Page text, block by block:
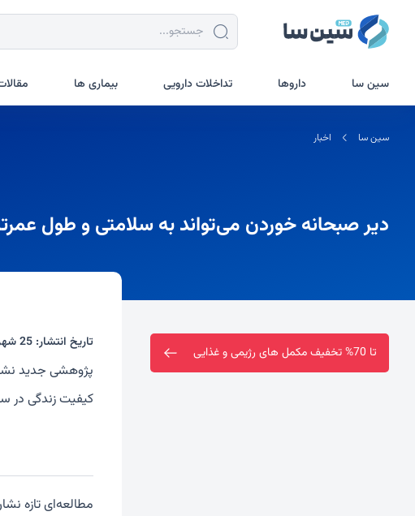
سین سا داروها تداخلات دارویی بیماری ها
سین سا اخبار
دیر صبحانه خوردن می‌تواند به سلامتی و طول
ارسال رایگان خرید بالای دو میلیون تومان
تاریخ انتشار: 25 شهریور 1404
پژوهشی جدید
کیفیت زندگی در
مطالعه‌ای تازه